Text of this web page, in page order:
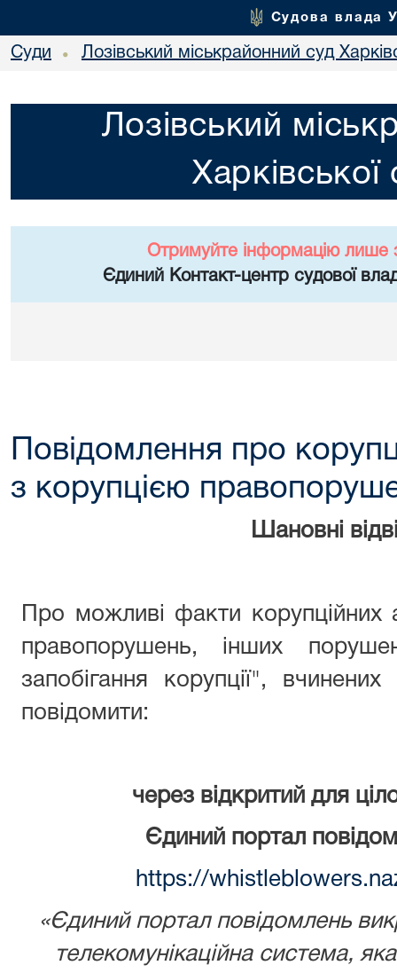
Судова влада
Суди • Лозівський міськрайонний суд
Лозівський
Харківської
Отримуйте інформацію лише
Єдиний Контакт-центр судової
Повідомлення про
з корупцією
Шановні
Про можливі факти
правопорушень, інших
запобігання корупції", вчинених
повідомити:
через відкритий для
Єдиний портал
https://
«Єдиний портал повідомлень
телекомунікаційна система,